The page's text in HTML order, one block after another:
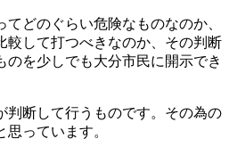
どのぐらい危険なものなのか、
較して打つべきなのか、その判断
のを少しでも大分市民に開示でき
判断して行うものです。その為の
っています。